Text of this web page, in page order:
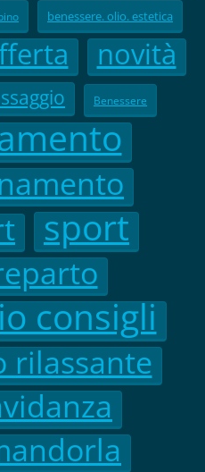
benessere. olio. estetica
novità
Benessere
sport
consigli
rilassante